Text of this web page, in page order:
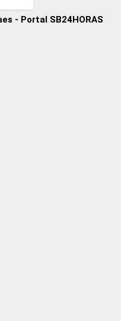
- Portal SB24HORAS